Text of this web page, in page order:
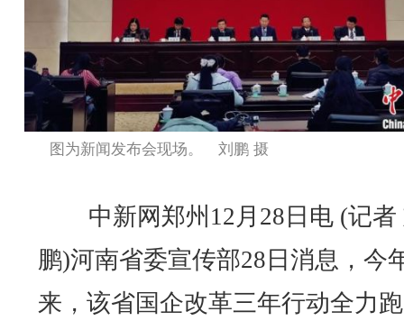
图为新闻发布会现场。 刘鹏 摄
中新网郑州12月28日电 (记者
鹏)河南省委宣传部28日消息，今
来，该省国企改革三年行动全力跑